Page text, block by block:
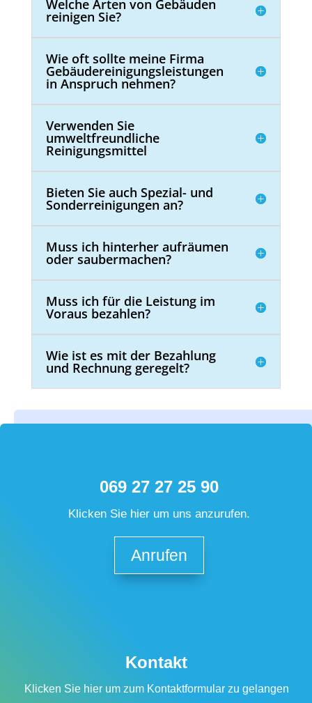
Welche Arten von Gebäuden
reinigen Sie?
Wie oft sollte meine Firma
Gebäudereinigungsleistungen
in Anspruch nehmen?
Verwenden Sie
umweltfreundliche
Reinigungsmittel
Bieten Sie auch Spezial- und
Sonderreinigungen an?
Muss ich hinterher aufräumen
oder saubermachen?
Muss ich für die Leistung im
Voraus bezahlen?
Wie ist es mit der Bezahlung
und Rechnung geregelt?
069 27 27 25 90
Klicken Sie hier um uns anzurufen.
Anrufen
Kontakt
Klicken Sie hier um zum Kontaktformular zu gelangen